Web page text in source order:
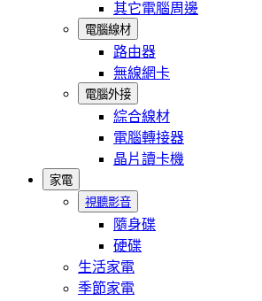
其它電腦周邊
電腦線材
路由器
無線網卡
電腦外接
綜合線材
電腦轉接器
晶片讀卡機
家電
視聽影音
隨身碟
硬碟
生活家電
季節家電